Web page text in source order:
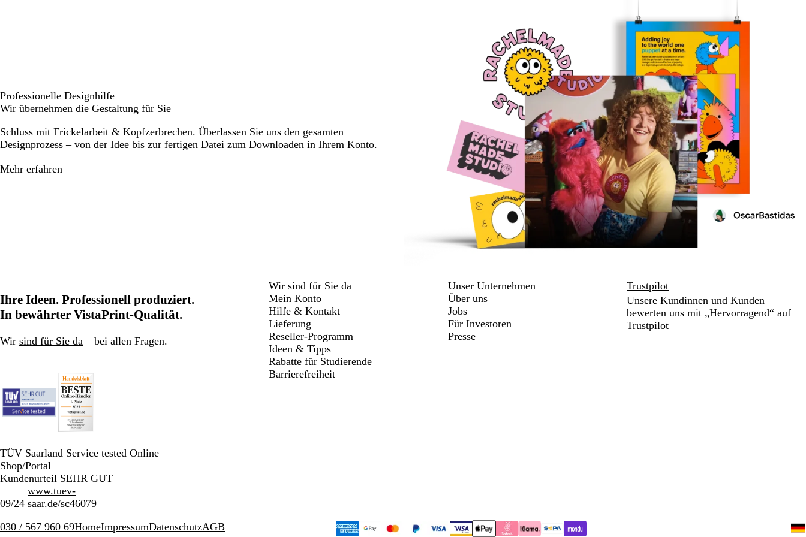
Professionelle Designhilfe
Wir übernehmen die Gestaltung für Sie
Schluss mit Frickelarbeit & Kopfzerbrechen. Überlassen Sie uns den gesamten
Designprozess – von der Idee bis zur fertigen Datei zum Downloaden in Ihrem Konto.
Mehr erfahren
Ihre Ideen. Professionell produziert.
In bewährter VistaPrint-Qualität.
Wir sind für Sie da – bei allen Fragen.
TÜV Saarland Service tested Online
Shop/Portal
Kundenurteil SEHR GUT
09/24
www.tuev-
saar.de/sc46079
Wir sind für Sie da
Mein Konto
Hilfe & Kontakt
Lieferung
Reseller-Programm
Ideen & Tipps
Rabatte für Studierende
Barrierefreiheit
Unser Unternehmen
Über uns
Jobs
Für Investoren
Presse
Trustpilot
Unsere Kundinnen und Kunden
bewerten uns mit „Hervorragend“ auf
Trustpilot
030 / 567 960 69HomeImpressumDatenschutzAGB